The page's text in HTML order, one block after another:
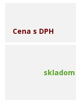
Cena s DPH
skladom